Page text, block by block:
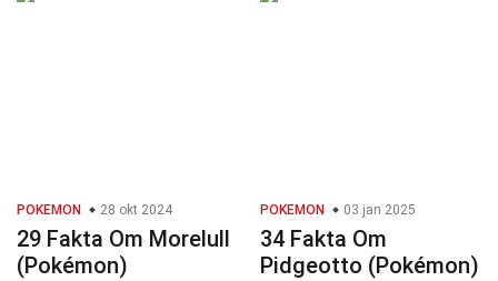
POKEMON 28 okt 2024
29 Fakta Om Morelull
(Pokémon)
POKEMON 03 jan 2025
34 Fakta Om
Pidgeotto (Pokémon)